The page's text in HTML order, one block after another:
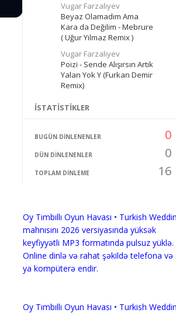
Vugar Farzaliyev
Beyaz Olamadım Ama
Kara da Değilim - Mebrure
( Uğur Yılmaz Remix )
Vugar Farzaliyev
Poizi - Sende Alışırsın Artık
Yalan Yok Y (Furkan Demir
Remix)
İSTATISTIKLER
BUGÜN DINLENENLER 0
DÜN DINLENENLER 0
TOPLAM DINLEME 16
Oy Tımbıllı Oyun Havası • Turkish
mahnısını 2026 versiyasında yüksək
keyfiyyətli MP3 formatında pulsuz yüklə.
Online dinlə və rahat şəkildə telefona və
ya kompüterə endir.
Oy Tımbıllı Oyun Havası • Turkish